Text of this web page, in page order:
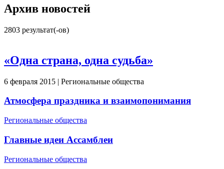
Архив новостей
2803 результат(-ов)
«Одна страна, одна судьба»
6 февраля 2015 | Региональные общества
Атмосфера праздника и взаимопонимания
Региональные общества
Главные идеи Ассамблеи
Региональные общества